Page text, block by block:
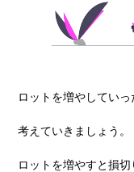
ロットを増やしてい
考えていきましょう。
ロットを増やすと損切